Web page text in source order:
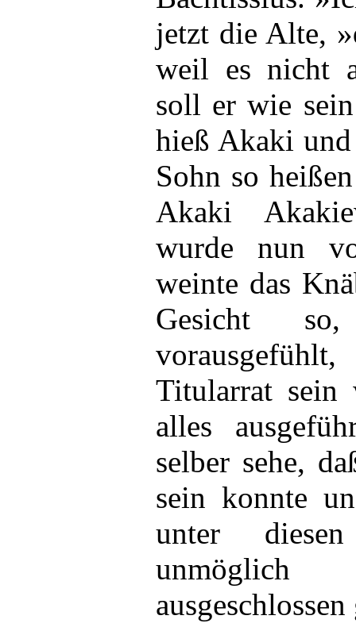
jetzt die Alte,
weil es nicht
soll er wie
hieß Akaki
Sohn so
Akaki
wurde nun
weinte das
Gesicht
Titularrat sein
alles
selber sehe,
sein konnte
unter